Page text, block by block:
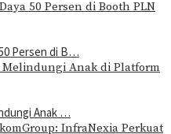
Persen di B…
Anak …